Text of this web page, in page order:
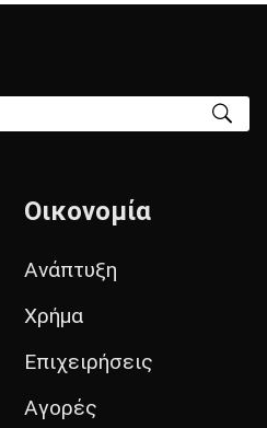
Οικονομία
Ανάπτυξη
Χρήμα
Επιχειρήσεις
Αγορές